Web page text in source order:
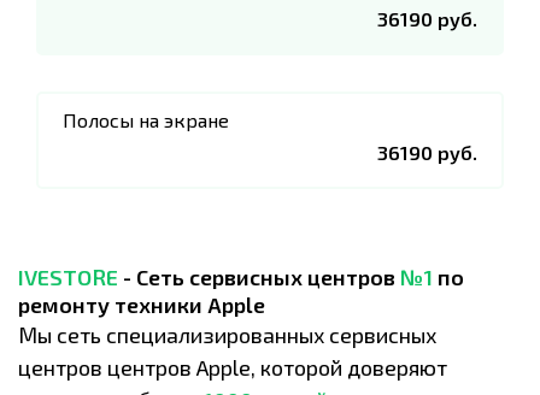
36190 руб.
Полосы на экране
36190 руб.
IVESTORE - Сеть сервисных центров №1 по
ремонту техники Apple
Мы сеть специализированных сервисных
центров центров Apple, которой доверяют